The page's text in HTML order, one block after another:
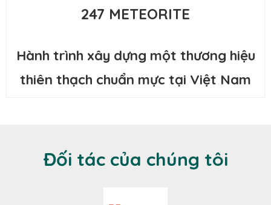
247 METEORITE
Hành trình xây dựng một thương hiệu
thiên thạch chuẩn mực tại Việt Nam
Đối tác của chúng tôi